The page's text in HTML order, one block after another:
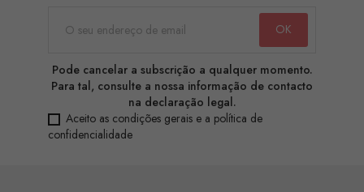
Pode cancelar a subscrição a qualquer momento.
Para tal, consulte a nossa informação de contacto
na declaração legal.
Aceito as condições gerais e a política de
confidencialidade